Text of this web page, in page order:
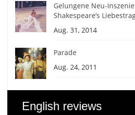
Gelungene Neu-
Shakespeare’s
Aug. 31, 2014
Parade
Aug. 24, 2011
English reviews